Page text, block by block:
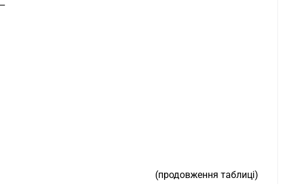
(продовження таблиці)